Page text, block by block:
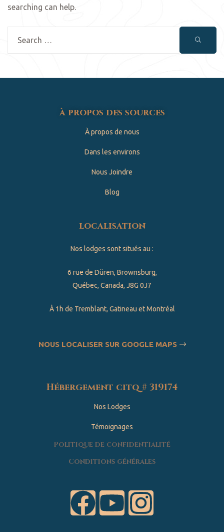
searching can help.
à propos des sources
À propos de nous
Dans les environs
Nous Joindre
Blog
localisation
Nos lodges sont situés au :
6 rue de Düren, Brownsburg,
Québec, Canada, J8G 0J7
À 1h de Tremblant, Gatineau et Montréal
NOUS LOCALISER SUR GOOGLE MAPS
Hébergement citq # 319174
Nos Lodges
Témoignages
Politique de confidentialité
Conditions générales